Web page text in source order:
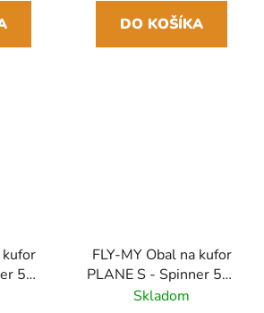
DO KOŠÍKA
kufor
50-
FLY-MY Obal na kufor
PLANE S - Spinner 50-
60 cm Šedý
Skladom